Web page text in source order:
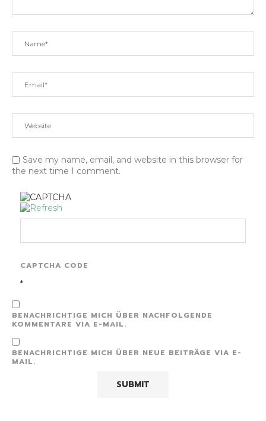
Save my name, email, and website in this browser for
the next time I comment.
CAPTCHA CODE
*
BENACHRICHTIGE MICH ÜBER NACHFOLGENDE
KOMMENTARE VIA E-MAIL.
BENACHRICHTIGE MICH ÜBER NEUE BEITRÄGE VIA E-
MAIL.